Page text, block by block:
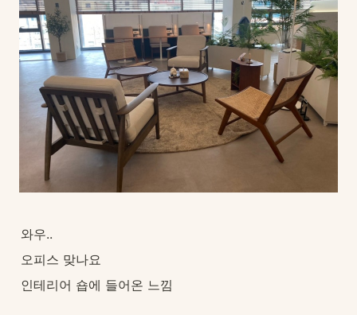
와우..
오피스 맞나요
인테리어 숍에 들어온 느낌